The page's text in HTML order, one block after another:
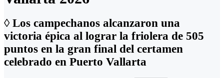
◊ Los campechanos alcanzaron una
victoria épica al lograr la friolera de 505
puntos en la gran final del certamen
celebrado en Puerto Vallarta